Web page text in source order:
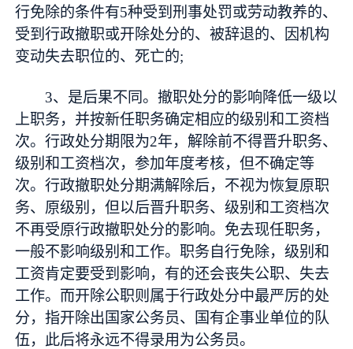
行免除的条件有5种受到刑事处罚或劳动教养的、
受到行政撤职或开除处分的、被辞退的、因机构
变动失去职位的、死亡的;
3、是后果不同。撤职处分的影响降低一级以
上职务，并按新任职务确定相应的级别和工资档
次。行政处分期限为2年，解除前不得晋升职务、
级别和工资档次，参加年度考核，但不确定等
次。行政撤职处分期满解除后，不视为恢复原职
务、原级别，但以后晋升职务、级别和工资档次
不再受原行政撤职处分的影响。免去现任职务，
一般不影响级别和工作。职务自行免除，级别和
工资肯定要受到影响，有的还会丧失公职、失去
工作。而开除公职则属于行政处分中最严厉的处
分，指开除出国家公务员、国有企事业单位的队
伍，此后将永远不得录用为公务员。